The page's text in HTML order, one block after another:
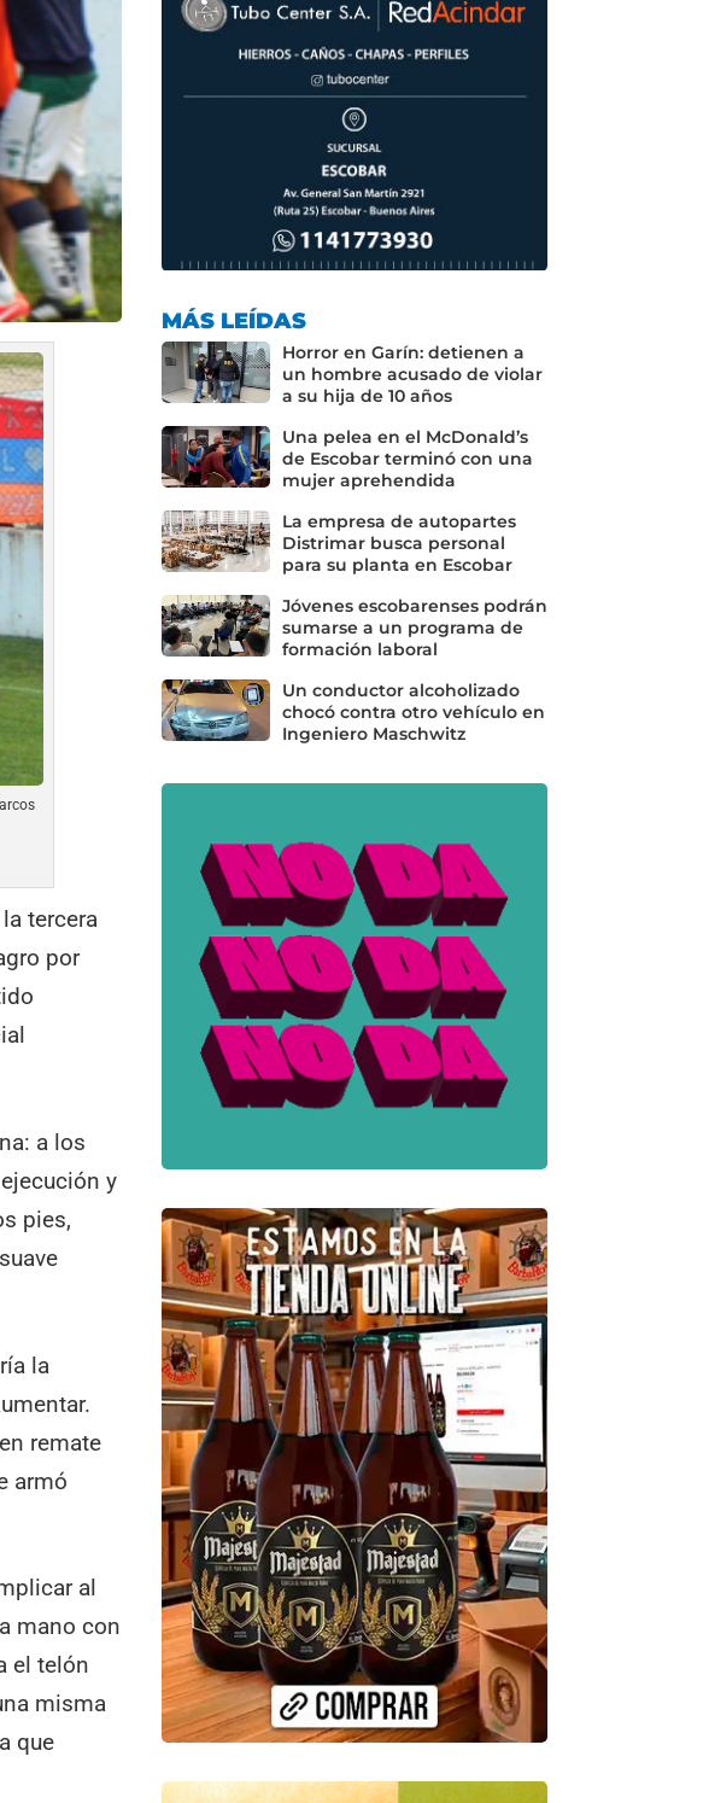
tercera
por
a los
y
pies,
la
remate
armó
al
mano con
el telón
misma
que
MÁS LEÍDAS
Horror en Garín: detienen a
un hombre acusado de violar
a su hija de 10 años
Una pelea en el McDonald’s
de Escobar terminó con una
mujer aprehendida
La empresa de autopartes
Distrimar busca personal
para su planta en Escobar
Jóvenes escobarenses podrán
sumarse a un programa de
formación laboral
Un conductor alcoholizado
chocó contra otro vehículo en
Ingeniero Maschwitz